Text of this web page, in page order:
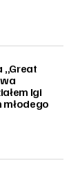
„Great
Igi
młodego